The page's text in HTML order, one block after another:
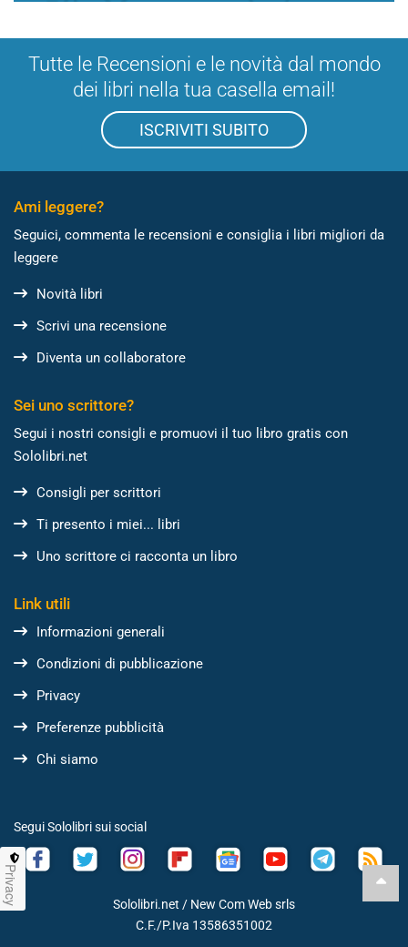
Tutte le Recensioni e le novità dal mondo
dei libri nella tua casella email!
ISCRIVITI SUBITO
Ami leggere?
Seguici, commenta le recensioni e consiglia i libri migliori da
leggere
Novità libri
Scrivi una recensione
Diventa un collaboratore
Sei uno scrittore?
Segui i nostri consigli e promuovi il tuo libro gratis con
Sololibri.net
Consigli per scrittori
Ti presento i miei... libri
Uno scrittore ci racconta un libro
Link utili
Informazioni generali
Condizioni di pubblicazione
Privacy
Preferenze pubblicità
Chi siamo
Segui Sololibri sui social
Sololibri.net / New Com Web srls
C.F./P.Iva 13586351002
Privacy